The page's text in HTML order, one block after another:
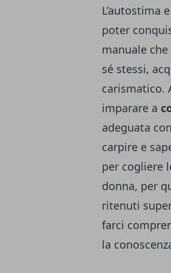
L’autostima
poter
manuale che
sé stessi,
carismatico.
imparare a
adeguata
carpire e
per cogliere
donna, per
ritenuti
farci
la